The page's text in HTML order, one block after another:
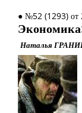
● №52 (1293) от
Наталья